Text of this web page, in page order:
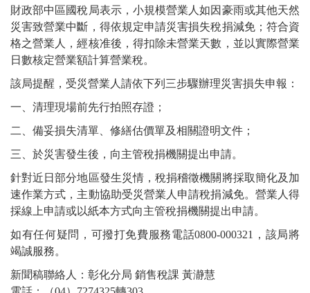
財政部中區國稅局表示，小規模營業人如因豪雨或其他天然
災害致營業中斷，得依規定申請災害損失稅捐減免；符合資
格之營業人，經核准後，得扣除未營業天數，並以實際營業
日數核定營業額計算營業稅。
該局提醒，受災營業人請依下列三步驟辦理災害損失申報：
一、清理現場前先行拍照存證；
二、備妥損失清單、修繕估價單及相關證明文件；
三、於災害發生後，向主管稅捐機關提出申請。
針對近日部分地區發生災情，稅捐稽徵機關將採取簡化及加
速作業方式，主動協助受災營業人申請稅捐減免。營業人得
採線上申請或以紙本方式向主管稅捐機關提出申請。
如有任何疑問，可撥打免費服務電話0800-000321，該局將
竭誠服務。
新聞稿聯絡人：彰化分局 銷售稅課 黃瀞慧